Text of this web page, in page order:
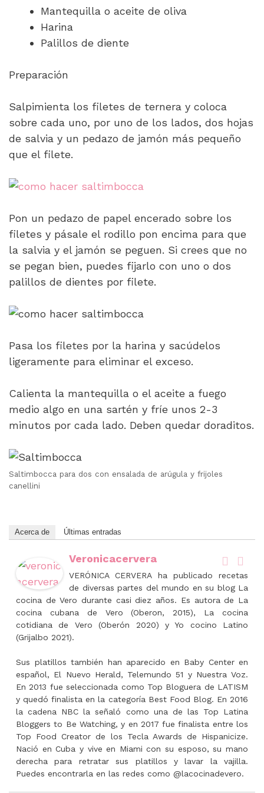
Mantequilla o aceite de oliva
Harina
Palillos de diente
Preparación
Salpimienta los filetes de ternera y coloca
sobre cada uno, por uno de los lados, dos hojas
de salvia y un pedazo de jamón más pequeño
que el filete.
Pon un pedazo de papel encerado sobre los
filetes y pásale el rodillo pon encima para que
la salvia y el jamón se peguen. Si crees que no
se pegan bien, puedes fijarlo con uno o dos
palillos de dientes por filete.
Pasa los filetes por la harina y sacúdelos
ligeramente para eliminar el exceso.
Calienta la mantequilla o el aceite a fuego
medio algo en una sartén y fríe unos 2-3
minutos por cada lado. Deben quedar doraditos.
Saltimbocca para dos con ensalada de arúgula y frijoles
canellini
Acerca de Últimas entradas
Veronicacervera
VERÓNICA CERVERA ha publicado recetas
de diversas partes del mundo en su blog La
cocina de Vero durante casi diez años. Es autora de La
cocina cubana de Vero (Oberon, 2015), La cocina
cotidiana de Vero (Oberón 2020) y Yo cocino Latino
(Grijalbo 2021).
Sus platillos también han aparecido en Baby Center en
español, El Nuevo Herald, Telemundo 51 y Nuestra Voz.
En 2013 fue seleccionada como Top Bloguera de LATISM
y quedó finalista en la categoría Best Food Blog. En 2016
la cadena NBC la señaló como una de las Top Latina
Bloggers to Be Watching, y en 2017 fue finalista entre los
Top Food Creator de los Tecla Awards de Hispanicize.
Nació en Cuba y vive en Miami con su esposo, su mano
derecha para retratar sus platillos y lavar la vajilla.
Puedes encontrarla en las redes como @lacocinadevero.